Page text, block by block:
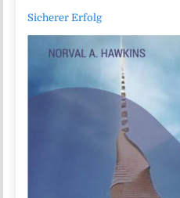
Sicherer Erfolg